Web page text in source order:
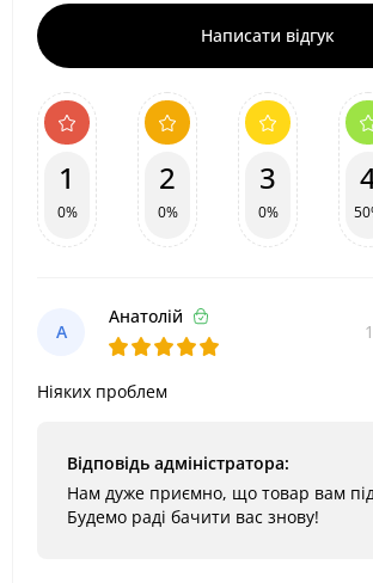
Написати відгук
1
0%
2
0%
3
0%
А
Анатолій
Ніяких проблем
Відповідь адміністратора:
Нам дуже приємно, що товар вам
Будемо раді бачити вас знову!